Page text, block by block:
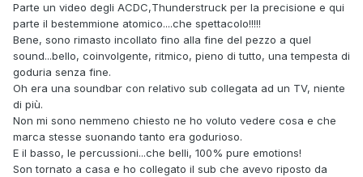
Parte un video degli ACDC,Thunderstruck per la precisione e qui
parte il bestemmione atomico....che spettacolo!!!!!
Bene, sono rimasto incollato fino alla fine del pezzo a quel
sound...bello, coinvolgente, ritmico, pieno di tutto, una tempesta di
goduria senza fine.
Oh era una soundbar con relativo sub collegata ad un TV, niente
di più.
Non mi sono nemmeno chiesto ne ho voluto vedere cosa e che
marca stesse suonando tanto era godurioso.
E il basso, le percussioni...che belli, 100% pure emotions!
Son tornato a casa e ho collegato il sub che avevo riposto da